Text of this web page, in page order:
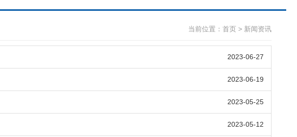
当前位置： 首页 > 新闻资讯
2023-06-27
2023-06-19
2023-05-25
2023-05-12